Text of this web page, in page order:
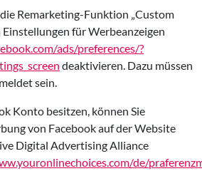
Remarketing-Funktion „Custom
Einstellungen für Werbeanzeigen
ads/preferences/?
deaktivieren. Dazu müssen
sein.
Konto besitzen, können Sie
von Facebook auf der Website
Digital Advertising Alliance
de/